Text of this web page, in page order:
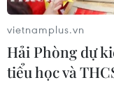
#tiền lãi gửi ngân
vietnamplus.vn
Hải Phòng dự
tiểu học và